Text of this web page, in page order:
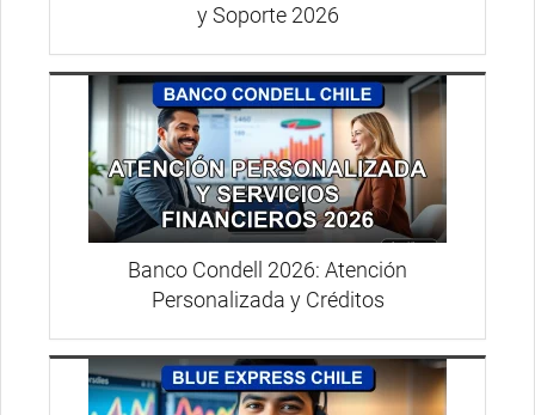
y Soporte 2026
Banco Condell 2026: Atención
Personalizada y Créditos